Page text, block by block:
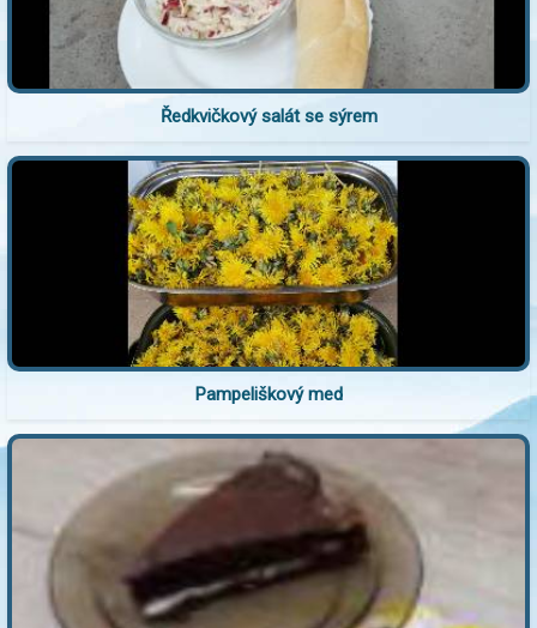
Ředkvičkový salát se sýrem
Pampeliškový med